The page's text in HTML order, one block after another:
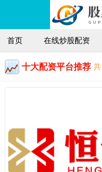
首页 在线炒股配资
十大配资平台推荐 共